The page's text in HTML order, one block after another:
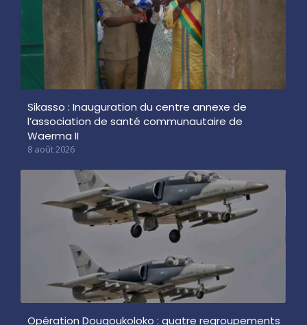
Sikasso : Inauguration du centre annexe de
l’association de santé communautaire de
Waerma II
8 août 2026
Opération Dougoukoloko : quatre regroupements